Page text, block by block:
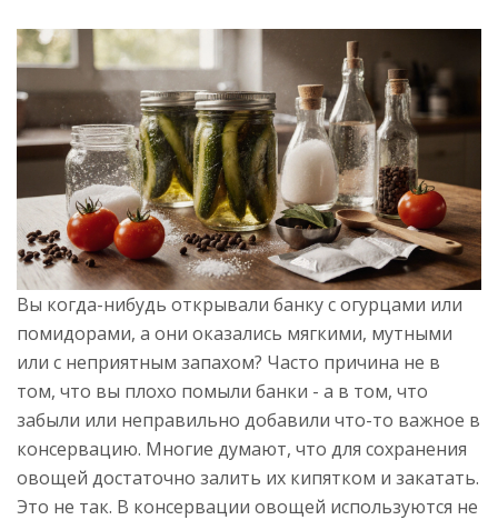
Вы когда-нибудь открывали банку с огурцами или
помидорами, а они оказались мягкими, мутными
или с неприятным запахом? Часто причина не в
том, что вы плохо помыли банки - а в том, что
забыли или неправильно добавили что-то важное в
консервацию. Многие думают, что для сохранения
овощей достаточно залить их кипятком и закатать.
Это не так. В консервации овощей используются не